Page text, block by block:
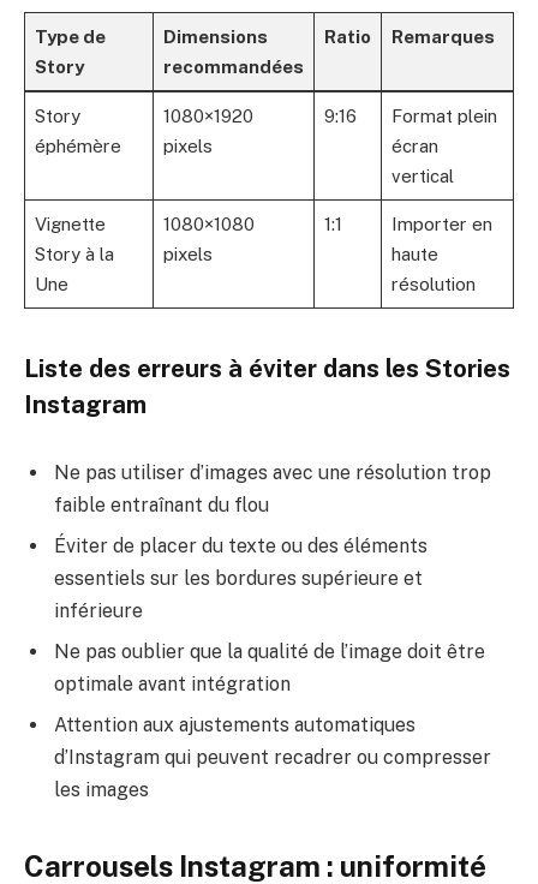
Type de
Story
Dimensions
recommandées
Ratio Remarques
Story
éphémère
1080×1920
pixels
9:16
Format plein
écran
vertical
Vignette
Story à la
Une
1080×1080
pixels
1:1
Importer en
haute
résolution
Liste des erreurs à éviter dans les Stories
Instagram
Ne pas utiliser d’images avec une résolution trop
faible entraînant du flou
Éviter de placer du texte ou des éléments
essentiels sur les bordures supérieure et
inférieure
Ne pas oublier que la qualité de l’image doit être
optimale avant intégration
Attention aux ajustements automatiques
d’Instagram qui peuvent recadrer ou compresser
les images
Carrousels Instagram : uniformité